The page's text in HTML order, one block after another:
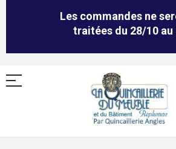
Les commandes ne
traitées du 28/10 au
Allez